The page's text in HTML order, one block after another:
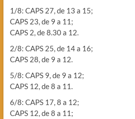
1/8: CAPS 27, de 13 a 15;
CAPS 23, de 9 a 11;
CAPS 2, de 8.30 a 12.
2/8: CAPS 25, de 14 a 16;
CAPS 28, de 9 a 12.
5/8: CAPS 9, de 9 a 12;
CAPS 12, de 8 a 11.
6/8: CAPS 17, 8 a 12;
CAPS 12, de 8 a 11;